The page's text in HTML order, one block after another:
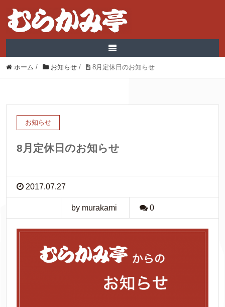
ホーム / お知らせ / 8月定休日のお知らせ
お知らせ
8月定休日のお知らせ
2017.07.27
by murakami 0